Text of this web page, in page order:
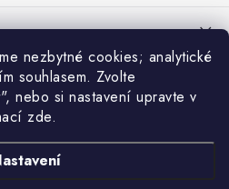
nezbytné cookies; analytické
souhlasem. Zvolte
nebo si nastavení upravte v
zde.
BEZPEČNOSTI
/0 KČ
VA & MA, s.r.o.